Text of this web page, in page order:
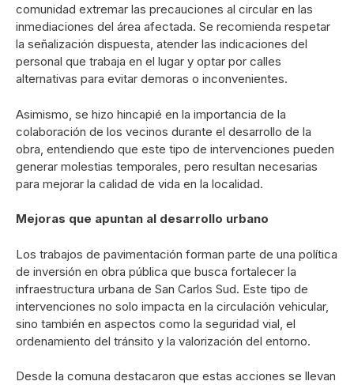
comunidad extremar las precauciones al circular en las
inmediaciones del área afectada. Se recomienda respetar
la señalización dispuesta, atender las indicaciones del
personal que trabaja en el lugar y optar por calles
alternativas para evitar demoras o inconvenientes.
Asimismo, se hizo hincapié en la importancia de la
colaboración de los vecinos durante el desarrollo de la
obra, entendiendo que este tipo de intervenciones pueden
generar molestias temporales, pero resultan necesarias
para mejorar la calidad de vida en la localidad.
Mejoras que apuntan al desarrollo urbano
Los trabajos de pavimentación forman parte de una política
de inversión en obra pública que busca fortalecer la
infraestructura urbana de San Carlos Sud. Este tipo de
intervenciones no solo impacta en la circulación vehicular,
sino también en aspectos como la seguridad vial, el
ordenamiento del tránsito y la valorización del entorno.
Desde la comuna destacaron que estas acciones se llevan